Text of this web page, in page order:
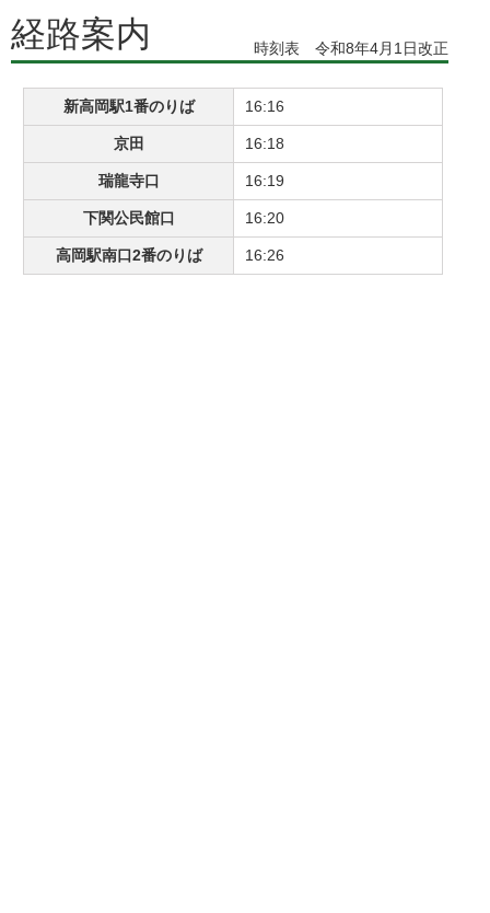
経路案内 時刻表 令和8年4月1日改正
新高岡駅1番のりば 16:16
京田 16:18
瑞龍寺口 16:19
下関公民館口 16:20
高岡駅南口2番のりば 16:26